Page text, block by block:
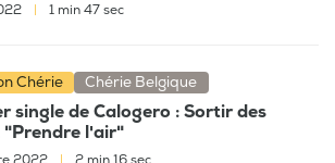
1 min 47 sec
Chérie Chérie Belgique
single de Calogero : Sortir des
l'air"